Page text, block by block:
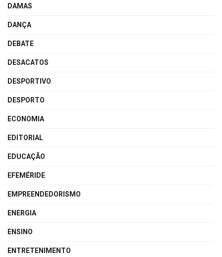
DAMAS
DANÇA
DEBATE
DESACATOS
DESPORTIVO
DESPORTO
ECONOMIA
EDITORIAL
EDUCAÇÃO
EFEMÉRIDE
EMPREENDEDORISMO
ENERGIA
ENSINO
ENTRETENIMENTO